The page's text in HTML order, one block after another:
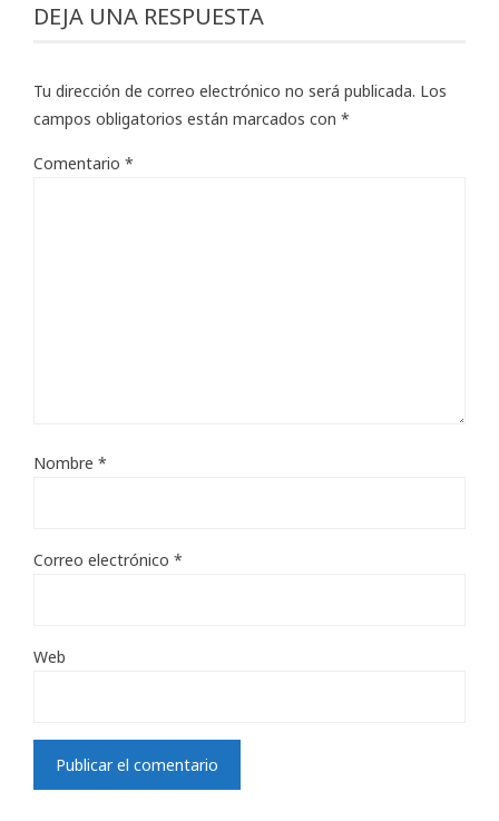
DEJA UNA RESPUESTA
Tu dirección de correo electrónico no será publicada. Los
campos obligatorios están marcados con *
Comentario *
Nombre *
Correo electrónico *
Web